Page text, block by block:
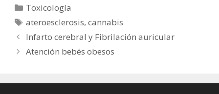
años
Categorías
Toxicología
Etiquetas
ateroesclerosis,cannabis
Infarto cerebral y Fibrilación auricular
Atención bebés obesos